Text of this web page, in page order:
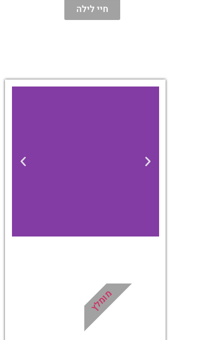
חיי לילה
מציאת מלון
מומלץ?
לחצו
מומלץ